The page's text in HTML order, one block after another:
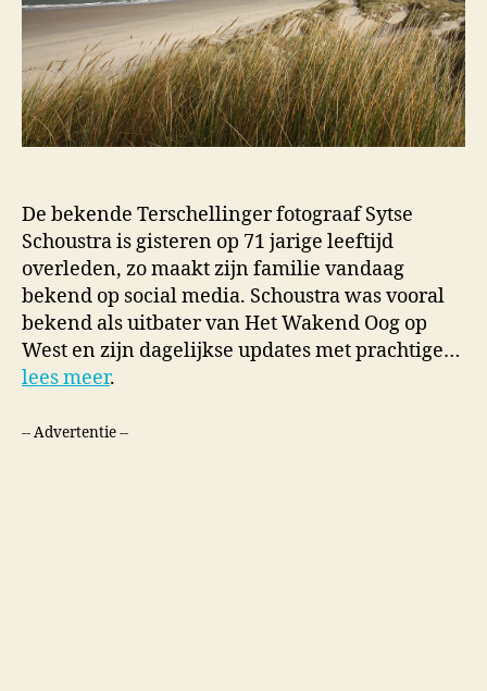
De bekende Terschellinger fotograaf Sytse
Schoustra is gisteren op 71 jarige leeftijd
overleden, zo maakt zijn familie vandaag
bekend op social media. Schoustra was vooral
bekend als uitbater van Het Wakend Oog op
West en zijn dagelijkse updates met prachtige…
lees meer.
-- Advertentie --